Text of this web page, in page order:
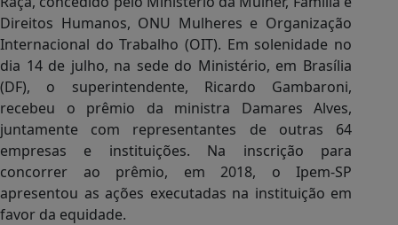
Direitos Humanos, ONU Mulheres e Organização
Internacional do Trabalho (OIT). Em solenidade no
dia 14 de julho, na sede do Ministério, em Brasília
(DF), o superintendente, Ricardo Gambaroni,
recebeu o prêmio da ministra Damares Alves,
juntamente com representantes de outras 64
empresas e instituições. Na inscrição para
concorrer ao prêmio, em 2018, o Ipem-SP
apresentou as ações executadas na instituição em
favor da equidade.